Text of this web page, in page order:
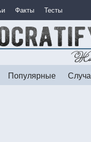
Факты Тесты
Популярные